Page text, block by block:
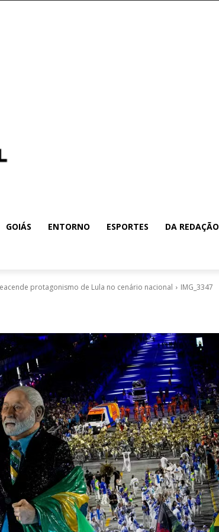
GOIÁS ENTORNO ESPORTES DA REDAÇÃO
protagonismo de Lula no cenário nacional IMG_3347